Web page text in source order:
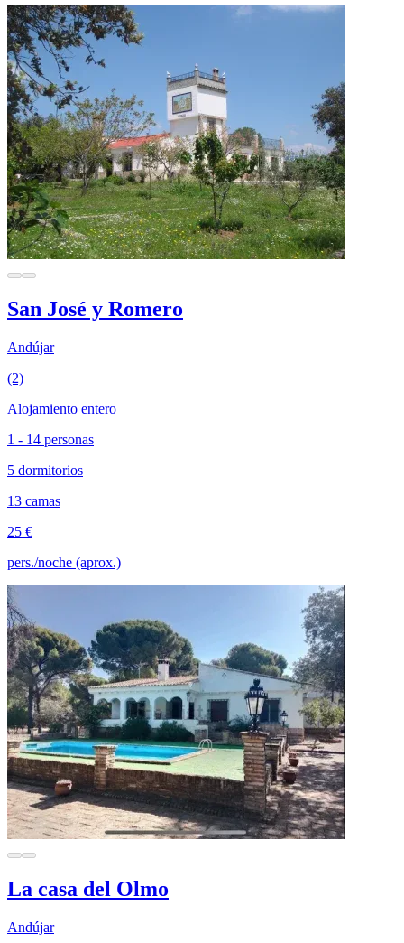
San José y Romero
Andújar
(2)
Alojamiento entero
1 - 14 personas
5 dormitorios
13 camas
25 €
pers./noche (aprox.)
La casa del Olmo
Andújar